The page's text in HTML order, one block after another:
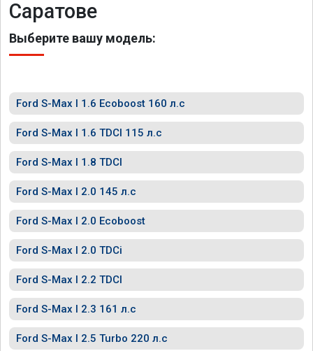
Саратове
Выберите вашу модель:
Ford S-Max I 1.6 Ecoboost 160 л.с
Ford S-Max I 1.6 TDCI 115 л.с
Ford S-Max I 1.8 TDCI
Ford S-Max I 2.0 145 л.с
Ford S-Max I 2.0 Ecoboost
Ford S-Max I 2.0 TDCi
Ford S-Max I 2.2 TDCI
Ford S-Max I 2.3 161 л.с
Ford S-Max I 2.5 Turbo 220 л.с